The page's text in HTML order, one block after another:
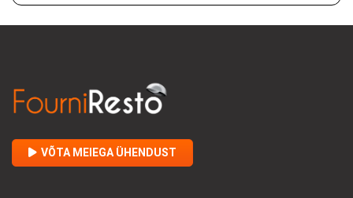
VÕTA MEIEGA ÜHENDUST